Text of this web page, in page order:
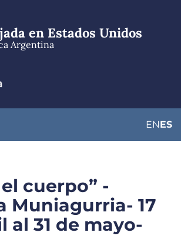
en Estados Unidos
Argentina
ENES
cuerpo” -
Muniagurria- 17
al 31 de mayo-